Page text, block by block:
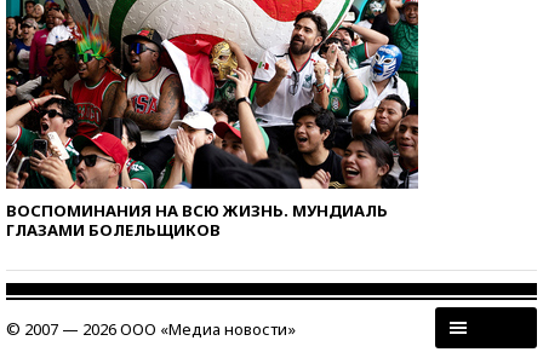
ВОСПОМИНАНИЯ НА ВСЮ ЖИЗНЬ. МУНДИАЛЬ
ГЛАЗАМИ БОЛЕЛЬЩИКОВ
© 2007 — 2026 ООО «Медиа новости»